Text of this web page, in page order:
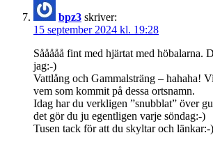
bpz3 skriver:
15 september 2024 kl. 19:28
Sååååå fint med hjärtat med höbalarna.
jag:-)
Vattlång och Gammalsträng – hahaha!
vem som kommit på dessa ortsnamn.
Idag har du verkligen ”snubblat” över
det gör du ju egentligen varje söndag:-)
Tusen tack för att du skyltar och länkar:-)